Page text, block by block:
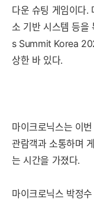
다운 슈팅 게임이다.
소 기반 시스템 등
s Summit Korea
상한 바 있다.
마이크로닉스는 이
관람객과 소통하며
는 시간을 가졌다.
마이크로닉스 박정